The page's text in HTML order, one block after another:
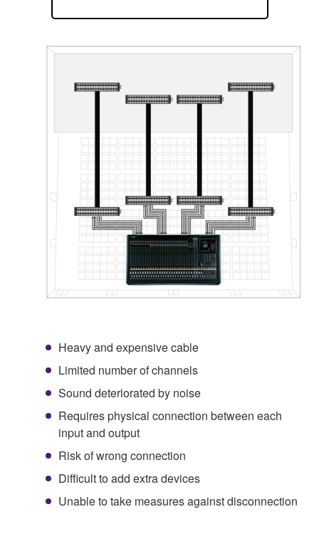
Heavy and expensive cable
Limited number of channels
Sound deteriorated by noise
Requires physical connection between each
input and output
Risk of wrong connection
Difficult to add extra devices
Unable to take measures against disconnection